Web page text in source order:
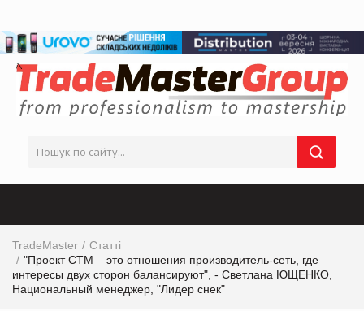
TradeMaster
Статті
"Проект СТМ – это отношения производитель-сеть, где
интересы двух сторон балансируют", - Светлана ЮЩЕНКО,
Национальный менеджер, "Лидер снек"